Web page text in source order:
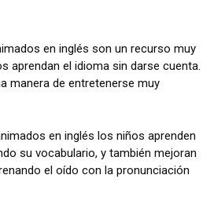
en inglés son un recurso muy
aprendan el idioma sin darse cuenta.
manera de entretenerse muy
en inglés los niños aprenden
su vocabulario, y también mejoran
el oído con la pronunciación